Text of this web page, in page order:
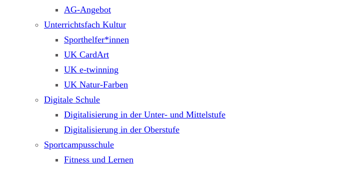
AG-Angebot
Unterrichtsfach Kultur
Sporthelfer*innen
UK CardArt
UK e-twinning
UK Natur-Farben
Digitale Schule
Digitalisierung in der Unter- und Mittelstufe
Digitalisierung in der Oberstufe
Sportcampusschule
Fitness und Lernen